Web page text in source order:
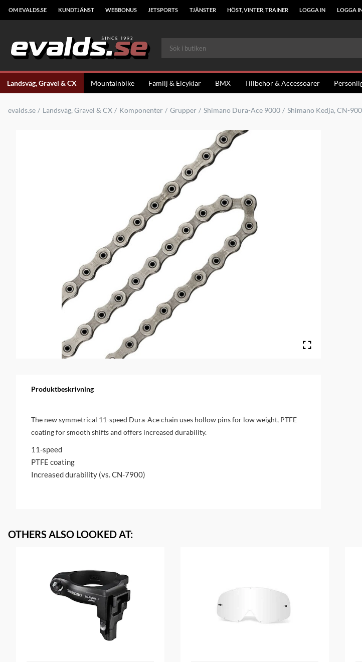
OM EVALDS.SE KUNDTJÄNST WEBBONUS JETSPORTS TJÄNSTER HÖST, VINTER, TRAINER LOGGA IN LOGGA
Landsväg, Gravel & CX Mountainbike Familj & Elcyklar BMX Tillbehör & Accessoarer
evalds.se Landsväg, Gravel & CX Komponenter Grupper Shimano Dura-Ace 9000 Shimano Kedja, CN-
Produktbeskrivning
The new symmetrical 11-speed Dura-Ace chain uses hollow pins for low weight, PTFE
coating for smooth shifts and offers increased durability.
11-speed
PTFE coating
Increased durability (vs. CN-7900)
OTHERS ALSO LOOKED AT: